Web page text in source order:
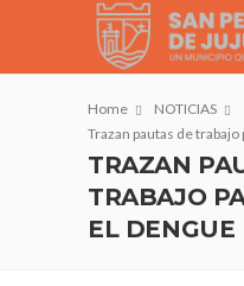
Home
NOTICIAS
Trazan pautas de
TRAZAN
TRABAJO
EL DENGUE